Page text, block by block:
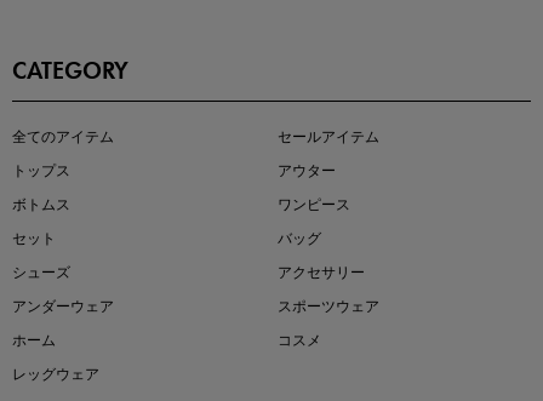
即戦力アイテム続々対象
CATEGORY
全てのアイテム
セールアイテム
トップス
アウター
ボトムス
ワンピース
セット
バッグ
シューズ
アクセサリー
アンダーウェア
スポーツウェア
ホーム
コスメ
レッグウェア